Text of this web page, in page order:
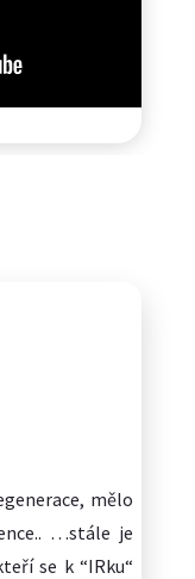
mělo
…stále je
se k “IRku“